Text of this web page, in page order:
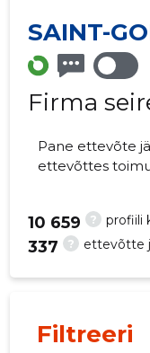
SAINT-
Firma
Pane ettevõte
ettevõttes
? profiili
10 659
? ettevõtte
337
Filtreeri